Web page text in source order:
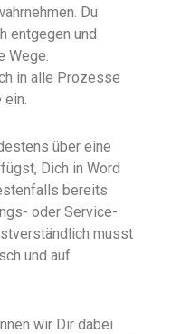
Du
entgegen und
Wege.
in alle Prozesse
über eine
Dich in Word
bereits
oder Service­
musst
und auf
wir Dir dabei